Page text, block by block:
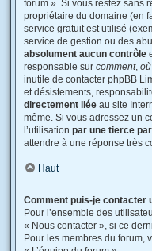
forum ». Si vous restez sans
propriétaire du domaine (en
service gratuit est utilisé
service de gestion ou des
absolument aucun contrôle
responsable sur comment, où
inutile de contacter phpBB
et désistements,
directement liée au site
même. Si vous adressez un
l’utilisation par une tierce
attendre à une réponse très
Haut
Comment puis-je contacter
Pour l’ensemble des
« Nous contacter », si ce
Pour les membres du forum,